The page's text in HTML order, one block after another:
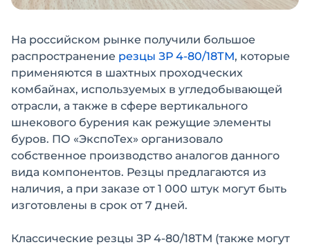
На российском рынке получили большое
распространение резцы ЗР 4-80/18ТМ, которые
применяются в шахтных проходческих
комбайнах, используемых в угледобывающей
отрасли, а также в сфере вертикального
шнекового бурения как режущие элементы
буров. ПО «ЭкспоТех» организовало
собственное производство аналогов данного
вида компонентов. Резцы предлагаются из
наличия, а при заказе от 1 000 штук могут быть
изготовлены в срок от 7 дней.
Классические резцы ЗР 4-80/18ТМ (также могут